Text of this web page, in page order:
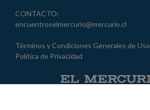
CONTACTO:
encuentroselmercurio@mercurio.cl
Términos y Condiciones Generales de Uso
Política de Privacidad